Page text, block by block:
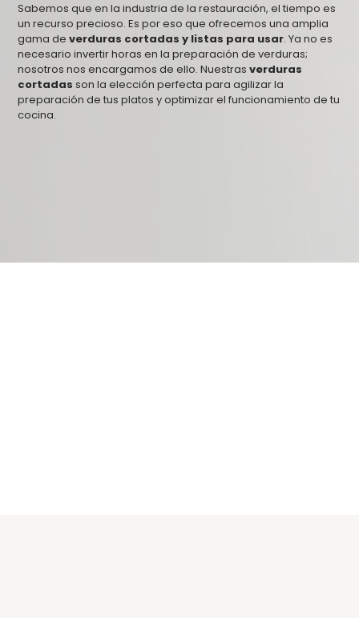
Sabemos que en la industria de la restauración, el tiempo es
un recurso precioso. Es por eso que ofrecemos una amplia
gama deverduras cortadas y listas para usar. Ya no es
necesario invertir horas en la preparación de verduras;
nosotros nos encargamos de ello. Nuestrasverduras
cortadas son la elección perfecta para agilizar la
preparación de tus platos y optimizar el funcionamiento de tu
cocina.